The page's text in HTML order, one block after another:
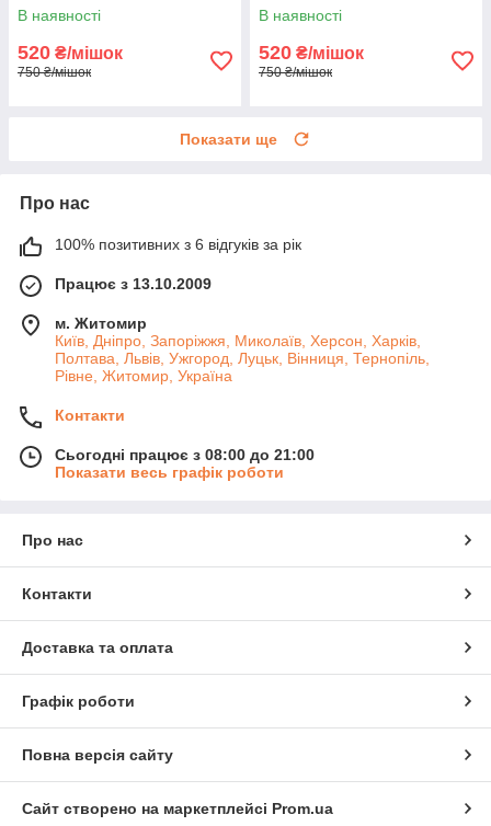
В наявності
520 ₴/мішок
750 ₴/мішок
В наявності
520 ₴/мішок
750 ₴/мішок
Показати ще
Про нас
100% позитивних з 6 відгуків за рік
Працює з 13.10.2009
м. Житомир
Київ, Дніпро, Запоріжжя, Миколаїв, Херсон, Харків,
Полтава, Львів, Ужгород, Луцьк, Вінниця, Тернопіль,
Рівне, Житомир, Україна
Контакти
Сьогодні працює з 08:00 до 21:00
Показати весь графік роботи
Про нас
Контакти
Доставка та оплата
Графік роботи
Повна версія сайту
Сайт створено на маркетплейсі Prom.ua